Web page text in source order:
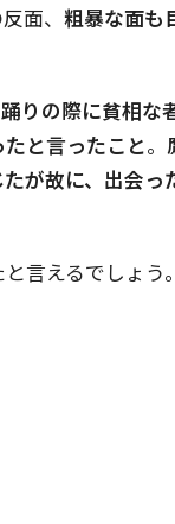
面、 粗暴な面も
りの際に貧相な
と言ったこと。
が故に、出会っ
言えるでしょう。